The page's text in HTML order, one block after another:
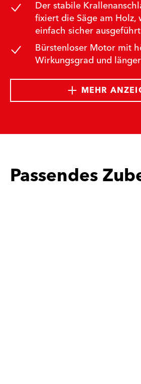
Der stabile
fixiert die Säge am
einfach sicher
Bürstenloser Motor mit
Wirkungsgrad und
MEHR
Passendes